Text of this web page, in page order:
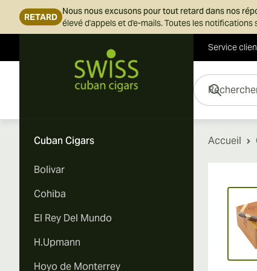
RETARD
Nous nous excusons pour tout retard dans nos
élevé d'appels et d'e-mails. Toutes les
Service
Rechercher des
Cuban Cigars
Bolivar
Cohiba
El Rey Del Mundo
H.Upmann
Hoyo de Monterrey
Accueil